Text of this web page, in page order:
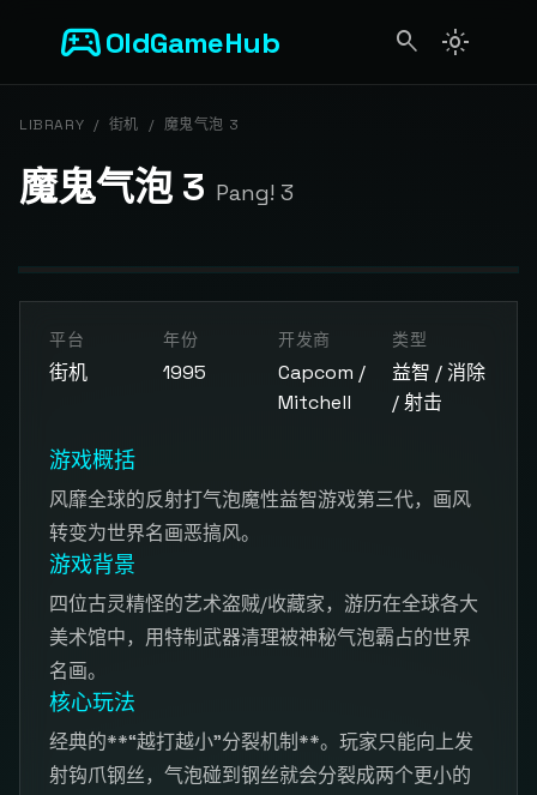
sports_esportsOldGameHub search light_mode
LIBRARY / 街机 / 魔鬼气泡 3
魔鬼气泡 3 Pang! 3
开始游戏
点击按钮加载游戏模拟器
平台
街机
年份
1995
开发商
Capcom /
Mitchell
类型
益智 / 消除
/ 射击
游戏概括
风靡全球的反射打气泡魔性益智游戏第三代，画风
转变为世界名画恶搞风。
游戏背景
四位古灵精怪的艺术盗贼/收藏家，游历在全球各大
美术馆中，用特制武器清理被神秘气泡霸占的世界
名画。
核心玩法
经典的**“越打越小”分裂机制**。玩家只能向上发
射钩爪钢丝，气泡碰到钢丝就会分裂成两个更小的